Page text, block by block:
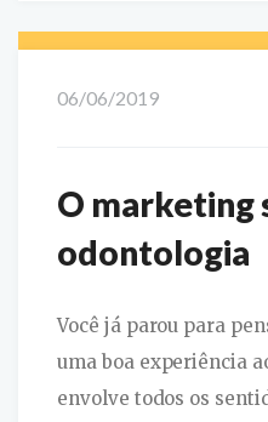
06/06/2019
O marketing
odontologia
Você já parou para
uma boa experiência
envolve todos os